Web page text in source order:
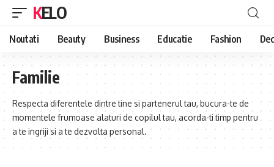
KELO
Noutati Beauty Business Educatie Fashion
Familie
Respecta diferentele dintre tine si partenerul tau, bucura-te de
momentele frumoase alaturi de copilul tau, acorda-ti timp pentru
a te ingriji si a te dezvolta personal.